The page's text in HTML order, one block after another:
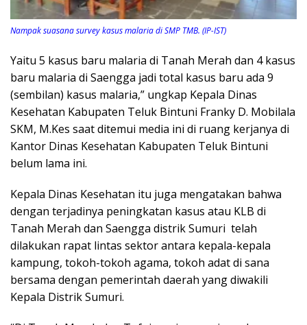
Nampak suasana survey kasus malaria di SMP TMB. (IP-IST)
Yaitu 5 kasus baru malaria di Tanah Merah dan 4 kasus
baru malaria di Saengga jadi total kasus baru ada 9
(sembilan) kasus malaria,” ungkap Kepala Dinas
Kesehatan Kabupaten Teluk Bintuni Franky D. Mobilala
SKM, M.Kes saat ditemui media ini di ruang kerjanya di
Kantor Dinas Kesehatan Kabupaten Teluk Bintuni
belum lama ini.
Kepala Dinas Kesehatan itu juga mengatakan bahwa
dengan terjadinya peningkatan kasus atau KLB di
Tanah Merah dan Saengga distrik Sumuri telah
dilakukan rapat lintas sektor antara kepala-kepala
kampung, tokoh-tokoh agama, tokoh adat di sana
bersama dengan pemerintah daerah yang diwakili
Kepala Distrik Sumuri.